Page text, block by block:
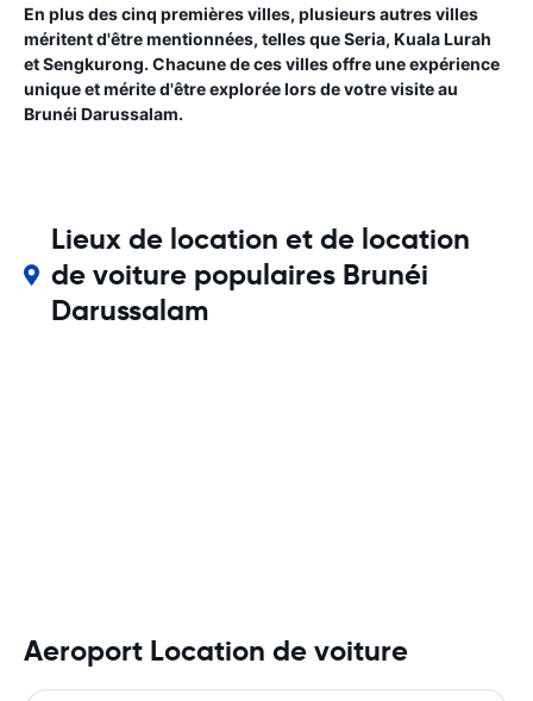
En plus des cinq premières villes, plusieurs autres villes
méritent d'être mentionnées, telles que Seria, Kuala Lurah
et Sengkurong. Chacune de ces villes offre une expérience
unique et mérite d'être explorée lors de votre visite au
Brunéi Darussalam.
Lieux de location et de location
de voiture populaires Brunéi
Darussalam
Aeroport Location de voiture